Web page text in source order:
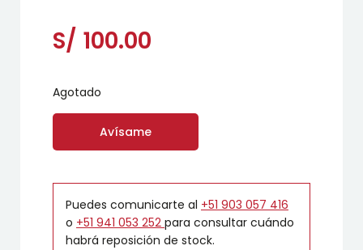
S/ 100.00
Agotado
Avísame
Puedes comunicarte al +51 903 057 416
o +51 941 053 252 para consultar cuándo
habrá reposición de stock.